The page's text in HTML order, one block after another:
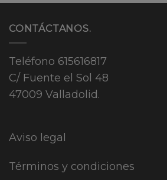
CONTÁCTANOS.
Teléfono 615616817
C/ Fuente el Sol 48
47009 Valladolid.
Aviso legal
Términos y condiciones